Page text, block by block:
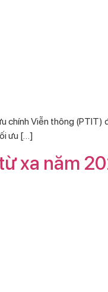
chính Viễn thông
ưu […]
xa năm